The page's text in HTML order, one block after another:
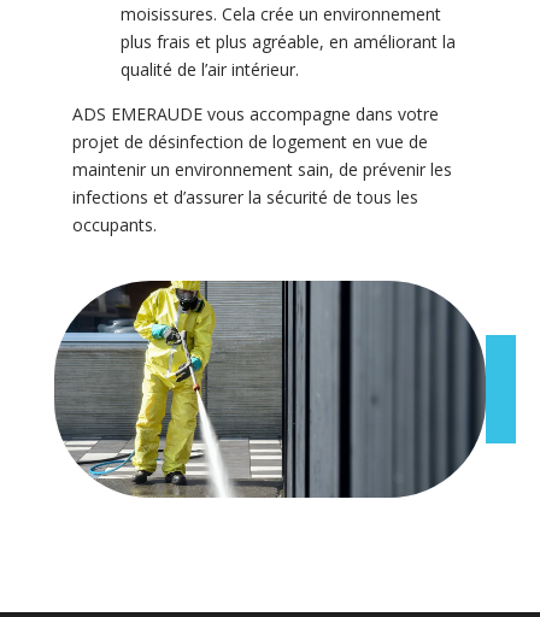
moisissures. Cela crée un environnement
plus frais et plus agréable, en améliorant la
qualité de l’air intérieur.
ADS EMERAUDE vous accompagne dans votre
projet de désinfection de logement en vue de
maintenir un environnement sain, de prévenir les
infections et d’assurer la sécurité de tous les
occupants.